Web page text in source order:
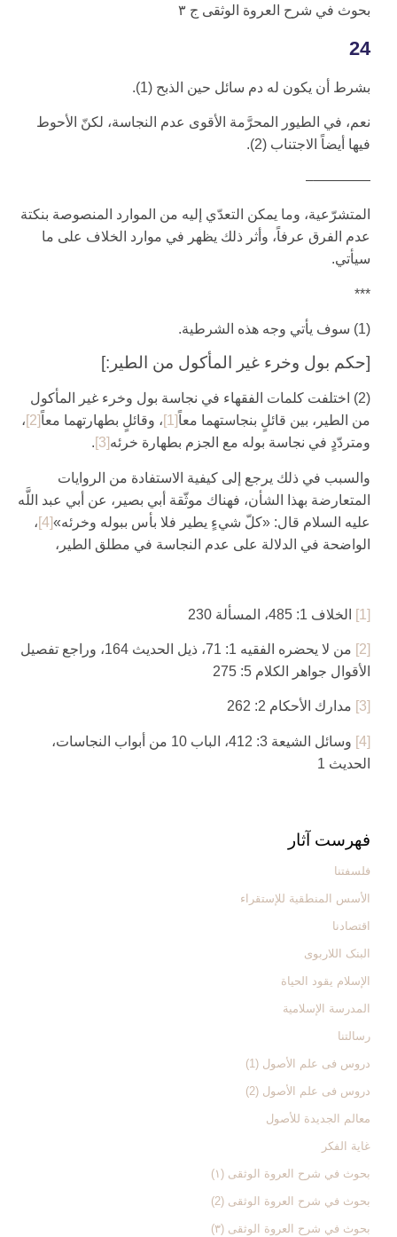
بحوث في شرح العروة الوثقى ج ۳
24
بشرط أن يكون له دم سائل حين الذبح (1).
نعم، في الطيور المحرَّمة الأقوى عدم النجاسة، لكنّ الأحوط
فيها أيضاً الاجتناب (2).
————–
المتشرّعية، وما يمكن التعدّي إليه من الموارد المنصوصة بنكتة
عدم الفرق عرفاً، وأثر ذلك يظهر في موارد الخلاف على ما
سيأتي.
***
(1) سوف يأتي وجه هذه الشرطية.
[حكم بول وخرء غير المأكول من الطير:]
(2) اختلفت كلمات الفقهاء في نجاسة بول وخرء غير المأكول
من الطير، بين قائلٍ بنجاستهما معاً[1] ، وقائلٍ بطهارتهما معاً[2]
،
ومتردّدٍ في نجاسة بوله مع الجزم بطهارة خرئه‏[3]
.
والسبب في ذلك يرجع إلى كيفية الاستفادة من الروايات
المتعارضة بهذا الشأن، فهناك موثّقة أبي بصير، عن أبي عبد اللَّه
عليه السلام قال: «كلّ شي‏ءٍ يطير فلا بأس ببوله وخرئه»[4]
،
الواضحة في الدلالة على عدم النجاسة في مطلق الطير،
[1] الخلاف 1: 485، المسألة 230
[2]
من لا يحضره الفقيه 1: 71، ذيل الحديث 164، وراجع تفصيل
الأقوال جواهر الكلام 5: 275
[3] مدارك الأحكام 2: 262
[4]
وسائل الشيعة 3: 412، الباب 10 من أبواب النجاسات،
الحديث 1
فهرست آثار
فلسفتنا
الأسس المنطقیة للإستقراء
اقتصادنا
البنک اللاربوی
الإسلام یقود الحیاة
المدرسة الإسلامیة
رسالتنا
دروس فی علم الأصول (1)
دروس فی علم الأصول (2)
معالم الجدیدة للأصول
غایة الفکر
بحوث في شرح العروة الوثقی (۱)
بحوث في شرح العروة الوثقی (2)
بحوث في شرح العروة الوثقی (۳)